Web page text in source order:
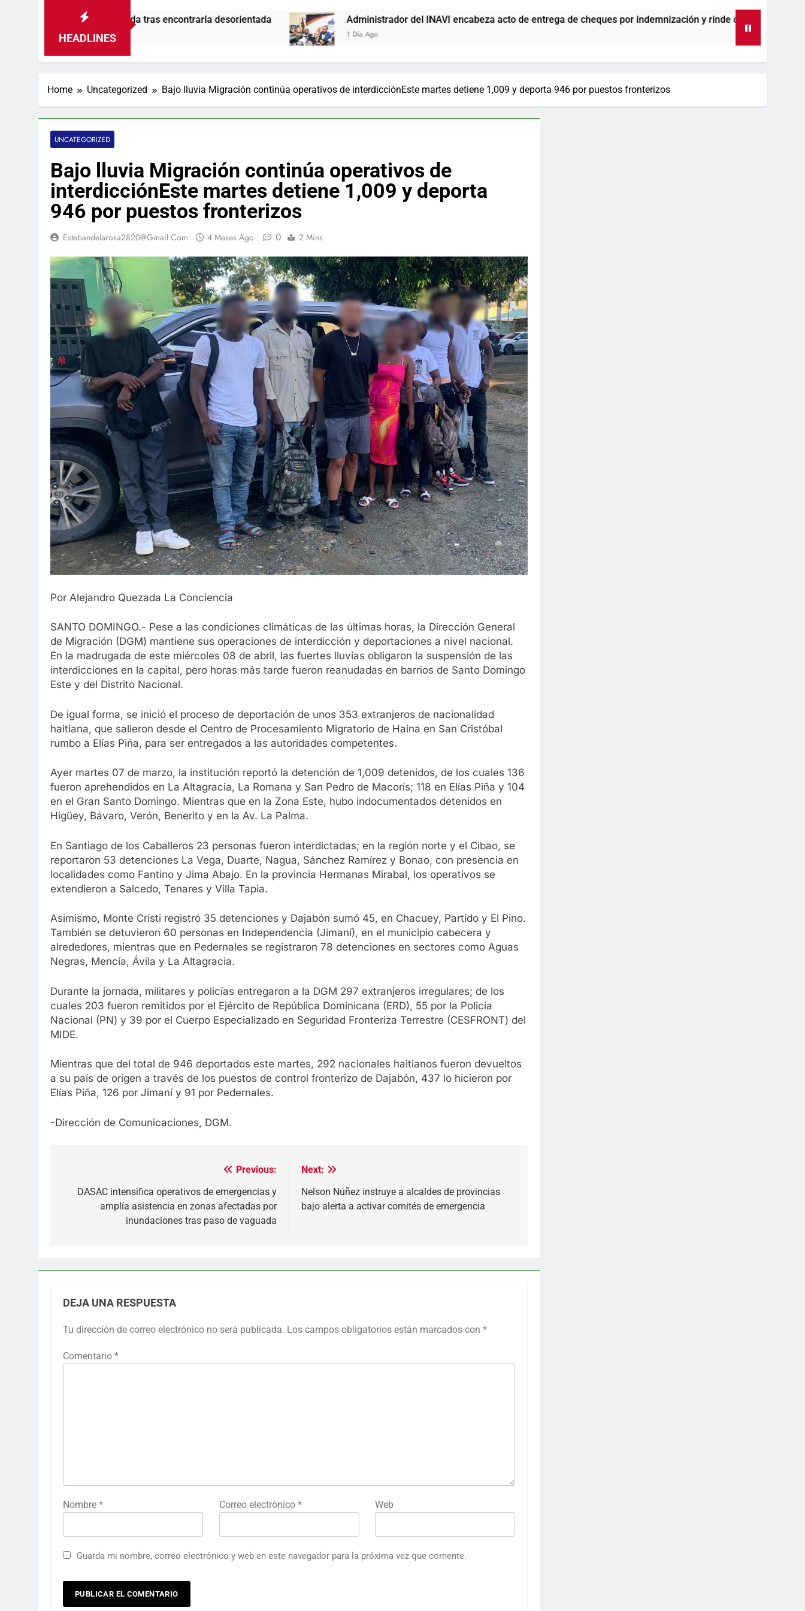
HEADLINES
tras encontrarla desorientada Administrador del INAVI encabeza acto de entrega de cheques por indemnización y rinde cuentas de sus 18 meses al
1 Día Ago
Home Uncategorized Bajo lluvia Migración continúa operativos de interdicciónEste martes detiene 1,009 y deporta 946 por puestos fronterizos
UNCATEGORIZED
Bajo lluvia Migración continúa operativos de
interdicciónEste martes detiene 1,009 y deporta
946 por puestos fronterizos
Estebandelarosa2820@gmail.com 4 Meses Ago 0 2 Mins
Por Alejandro Quezada La Conciencia
SANTO DOMINGO.- Pese a las condiciones climáticas de las últimas horas, la Dirección General
de Migración (DGM) mantiene sus operaciones de interdicción y deportaciones a nivel nacional.
En la madrugada de este miércoles 08 de abril, las fuertes lluvias obligaron la suspensión de las
interdicciones en la capital, pero horas más tarde fueron reanudadas en barrios de Santo Domingo
Este y del Distrito Nacional.
De igual forma, se inició el proceso de deportación de unos 353 extranjeros de nacionalidad
haitiana, que salieron desde el Centro de Procesamiento Migratorio de Haina en San Cristóbal
rumbo a Elías Piña, para ser entregados a las autoridades competentes.
Ayer martes 07 de marzo, la institución reportó la detención de 1,009 detenidos, de los cuales 136
fueron aprehendidos en La Altagracia, La Romana y San Pedro de Macorís; 118 en Elías Piña y 104
en el Gran Santo Domingo. Mientras que en la Zona Este, hubo indocumentados detenidos en
Higüey, Bávaro, Verón, Benerito y en la Av. La Palma.
En Santiago de los Caballeros 23 personas fueron interdictadas; en la región norte y el Cibao, se
reportaron 53 detenciones La Vega, Duarte, Nagua, Sánchez Ramírez y Bonao, con presencia en
localidades como Fantino y Jima Abajo. En la provincia Hermanas Mirabal, los operativos se
extendieron a Salcedo, Tenares y Villa Tapia.
Asimismo, Monte Cristi registró 35 detenciones y Dajabón sumó 45, en Chacuey, Partido y El Pino.
También se detuvieron 60 personas en Independencia (Jimaní), en el municipio cabecera y
alrededores, mientras que en Pedernales se registraron 78 detenciones en sectores como Aguas
Negras, Mencía, Ávila y La Altagracia.
Durante la jornada, militares y policías entregaron a la DGM 297 extranjeros irregulares; de los
cuales 203 fueron remitidos por el Ejército de República Dominicana (ERD), 55 por la Policía
Nacional (PN) y 39 por el Cuerpo Especializado en Seguridad Fronteriza Terrestre (CESFRONT) del
MIDE.
Mientras que del total de 946 deportados este martes, 292 nacionales haitianos fueron devueltos
a su país de origen a través de los puestos de control fronterizo de Dajabón, 437 lo hicieron por
Elías Piña, 126 por Jimaní y 91 por Pedernales.
-Dirección de Comunicaciones, DGM.
entradas
Previous:
DASAC intensifica operativos de emergencias y
amplía asistencia en zonas afectadas por
inundaciones tras paso de vaguada
Next:
Nelson Núñez instruye a alcaldes de provincias
bajo alerta a activar comités de emergencia
DEJA UNA RESPUESTA
Tu dirección de correo electrónico no será publicada. Los campos obligatorios están marcados con *
Comentario *
Nombre * Correo electrónico * Web
Guarda mi nombre, correo electrónico y web en este navegador para la próxima vez que comente.